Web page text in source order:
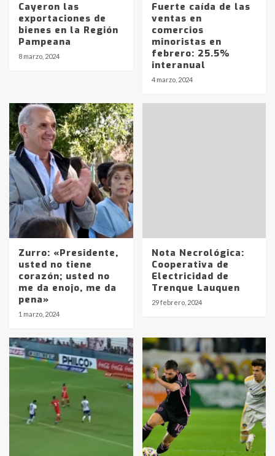
Cayeron las
exportaciones de
bienes en la Región
Pampeana
8 marzo, 2024
Fuerte caída de las
ventas en
comercios
minoristas en
febrero: 25.5%
interanual
4 marzo, 2024
Zurro: «Presidente,
usted no tiene
corazón; usted no
me da enojo, me da
pena»
1 marzo, 2024
Nota Necrológica:
Cooperativa de
Electricidad de
Trenque Lauquen
29 febrero, 2024
Identidad de los adolescentes
pampeanos que fueron
protagonistas del fatal accidente
en la mañana del lunes
Accidente en Ruta 5: falleció un
Los precios de los combustibles en
La Pampa, desde YPF hasta Axion
entre 857 a 1338 pesos
La Bolsa de Cereales de Bahía
Blanca anticipa que Agosto vendrá